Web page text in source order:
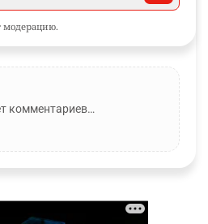
модерацию.
комментариев…